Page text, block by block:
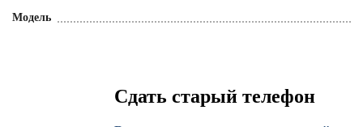
Модель
Сдать старый телефон